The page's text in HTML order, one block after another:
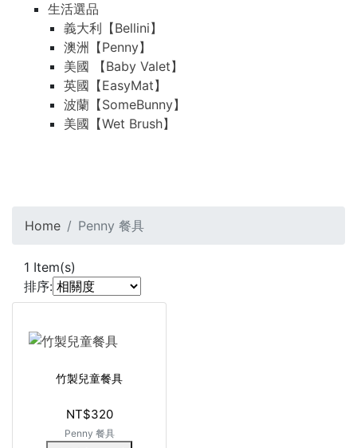
生活選品
義大利【Bellini】
澳洲【Penny】
美國 【Baby Valet】
英國【EasyMat】
波蘭【SomeBunny】
美國【Wet Brush】
Home Penny 餐具
1 Item(s)
排序:
竹製兒童餐具
NT$320
Penny 餐具